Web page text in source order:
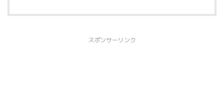
スポンサーリンク